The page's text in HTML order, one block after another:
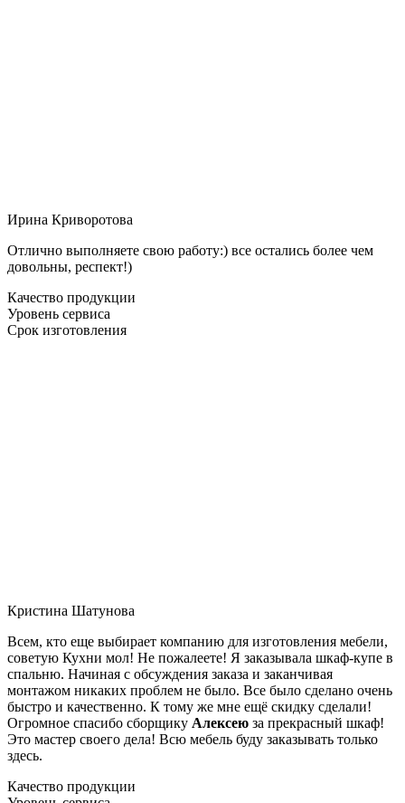
Ирина Криворотова
Отлично выполняете свою работу:) все остались более чем
довольны, респект!)
Качество продукции
Уровень сервиса
Срок изготовления
Кристина Шатунова
Всем, кто еще выбирает компанию для изготовления мебели,
советую Кухни мол! Не пожалеете! Я заказывала шкаф-купе в
спальню. Начиная с обсуждения заказа и заканчивая
монтажом никаких проблем не было. Все было сделано очень
быстро и качественно. К тому же мне ещё скидку сделали!
Огромное спасибо сборщику Алексею за прекрасный шкаф!
Это мастер своего дела! Всю мебель буду заказывать только
здесь.
Качество продукции